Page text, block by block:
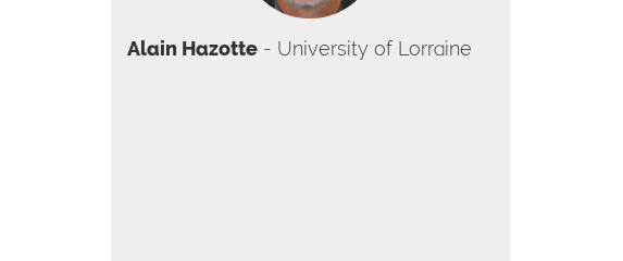
Alain Hazotte - University of Lorraine